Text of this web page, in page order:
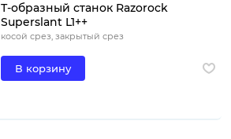
Т-образный станок Razorock
Superslant L1++
косой срез, закрытый срез
В корзину